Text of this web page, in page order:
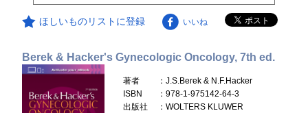
ほしいものリストに登録 いいね
Berek & Hacker's Gynecologic Oncology, 7th ed.
著者
：J.S.Berek & N.F.Hacker
ISBN
：978-1-975142-64-3
出版社
：WOLTERS KLUWER